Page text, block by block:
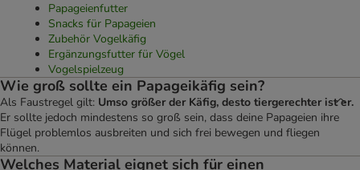
Papageienfutter
Snacks für Papageien
Zubehör Vogelkäfig
Ergänzungsfutter für Vögel
Vogelspielzeug
Wie groß sollte ein Papageikäfig sein?
Als Faustregel gilt: Umso größer der Käfig, desto tiergerechter ist er.
Er sollte jedoch mindestens so groß sein, dass deine Papageien ihre
Flügel problemlos ausbreiten und sich frei bewegen und fliegen
können.
Welches Material eignet sich für einen